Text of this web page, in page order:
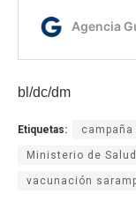
bl/dc/dm
Etiquetas:
Ministerio de
vacunación